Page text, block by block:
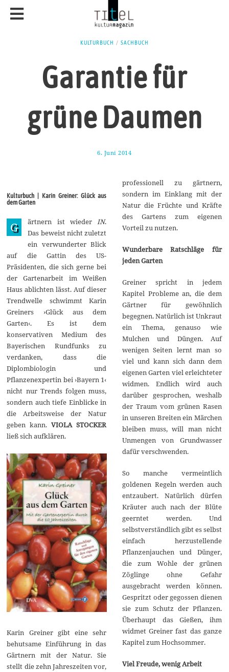
KULTURBUCH / SACHBUCH
Garantie für
grüne Daumen
6. Juni 2014
u
i
2
0
1
4
Kulturbuch | Karin Greiner: Glück aus
dem Garten
G ärtnern ist wieder IN.
Das beweist nicht zuletzt
ein verwunderter Blick
auf die Gattin des US-
Präsidenten, die sich gerne bei
der Gartenarbeit im Weißen
Haus ablichten lässt. Auf dieser
Trendwelle schwimmt Karin
Greiners ›Glück aus dem
Garten‹. Es ist dem
konservativen Medium des
Bayerischen Rundfunks zu
verdanken, dass die
Diplombiologin und
Pflanzenexpertin bei ›Bayern 1‹
nicht nur Trends folgen muss,
sondern auch tiefe Einblicke in
die Arbeitsweise der Natur
geben kann.VIOLA STOCKER
ließ sich aufklären.
Karin Greiner gibt eine sehr
behutsame Einführung in das
Gärtnern mit der Natur. Sie
stellt die zehn Jahreszeiten vor,
professionell zu gärtnern,
sondern im Einklang mit der
Natur die Früchte und Kräfte
des Gartens zum eigenen
Vorteil zu nutzen.
Wunderbare Ratschläge für
jeden Garten
Greiner spricht in jedem
Kapitel Probleme an, die dem
Gärtner für gewöhnlich
begegnen. Natürlich ist Unkraut
ein Thema, genauso wie
Mulchen und Düngen. Auf
wenigen Seiten lernt man so
viel und kann sich dann dem
eigenen Garten viel erleichteter
widmen. Endlich wird auch
darüber gesprochen, weshalb
der Traum vom grünen Rasen
in unseren Breiten ein Märchen
bleiben muss, will man nicht
Unmengen von Grundwasser
dafür verschwenden.
So manche vermeintlich
goldenen Regeln werden auch
entzaubert. Natürlich dürfen
Kräuter auch nach der Blüte
geerntet werden. Und
selbstverständlich gibt es selbst
einfach herzustellende
Pflanzenjauchen und Dünger,
die zum Wohle der grünen
Zöglinge ohne Gefahr
ausgebracht werden können.
Gespritzt oder gegossen dienen
sie zum Schutz der Pflanzen.
Überhaupt das Gießen, ihm
widmet Greiner fast das ganze
Kapitel zum Hochsommer.
Viel Freude, wenig Arbeit